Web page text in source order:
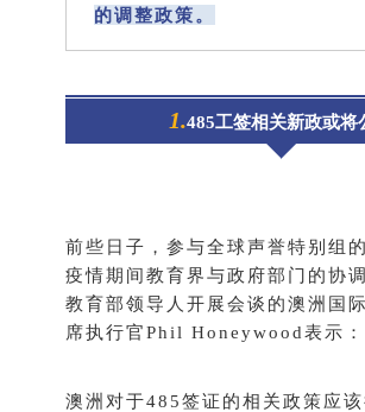
的调整政策。
1.485工签相关新政或将
前些日子，参与全球声誉特别组
疫情期间教育界与政府部门的协
教育部领导人开展会谈的澳洲国
席执行官Phil Honeywood表示：
澳洲对于485签证的相关政策应